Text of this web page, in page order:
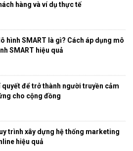
hàng và ví dụ thực tế
hình SMART là gì? Cách áp dụng mô
SMART hiệu quả
quyết để trở thành người truyền cảm
cho cộng đồng
trình xây dựng hệ thống marketing
hiệu quả